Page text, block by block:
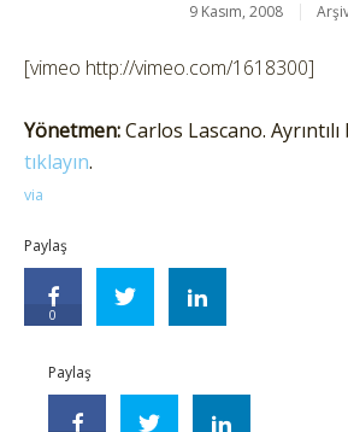
9 Kasım, 2008
[vimeo http://vimeo.com/1618300]
Yönetmen:Carlos Lascano.
tıklayın.
via
Paylaş
0
Paylaş